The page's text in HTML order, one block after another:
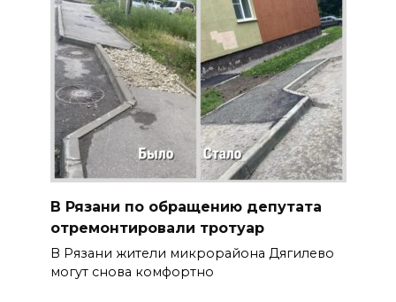
В Рязани по обращению депутата
отремонтировали тротуар
В Рязани жители микрорайона Дягилево
могут снова комфортно